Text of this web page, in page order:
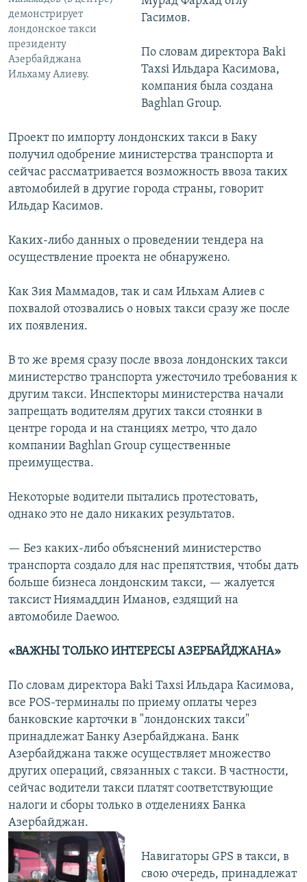
демонстрирует
лондонское такси
президенту
Азербайджана
Ильхаму Алиеву.
Гасимов.
По словам директора Baki
Taxsi Ильдара Касимова,
компания была создана
Baghlan Group.
Проект по импорту лондонских такси в Баку
получил одобрение министерства транспорта и
сейчас рассматривается возможность ввоза таких
автомобилей в другие города страны, говорит
Ильдар Касимов.
Каких-либо данных о проведении тендера на
осуществление проекта не обнаружено.
Как Зия Маммадов, так и сам Ильхам Алиев с
похвалой отозвались о новых такси сразу же после
их появления.
В то же время сразу после ввоза лондонских такси
министерство транспорта ужесточило требования к
другим такси. Инспекторы министерства начали
запрещать водителям других такси стоянки в
центре города и на станциях метро, что дало
компании Baghlan Group существенные
преимущества.
Некоторые водители пытались протестовать,
однако это не дало никаких результатов.
— Без каких-либо объяснений министерство
транспорта создало для нас препятствия, чтобы дать
больше бизнеса лондонским такси, — жалуется
таксист Ниямаддин Иманов, ездящий на
автомобиле Daewoo.
«ВАЖНЫ ТОЛЬКО ИНТЕРЕСЫ АЗЕРБАЙДЖАНА»
По словам директора Baki Taxsi Ильдара Касимова,
все POS-терминалы по приему оплаты через
банковские карточки в "лондонских такси"
принадлежат Банку Азербайджана. Банк
Азербайджана также осуществляет множество
других операций, связанных с такси. В частности,
сейчас водители такси платят соответствующие
налоги и сборы только в отделениях Банка
Азербайджан.
Навигаторы GPS в такси, в
свою очередь, принадлежат